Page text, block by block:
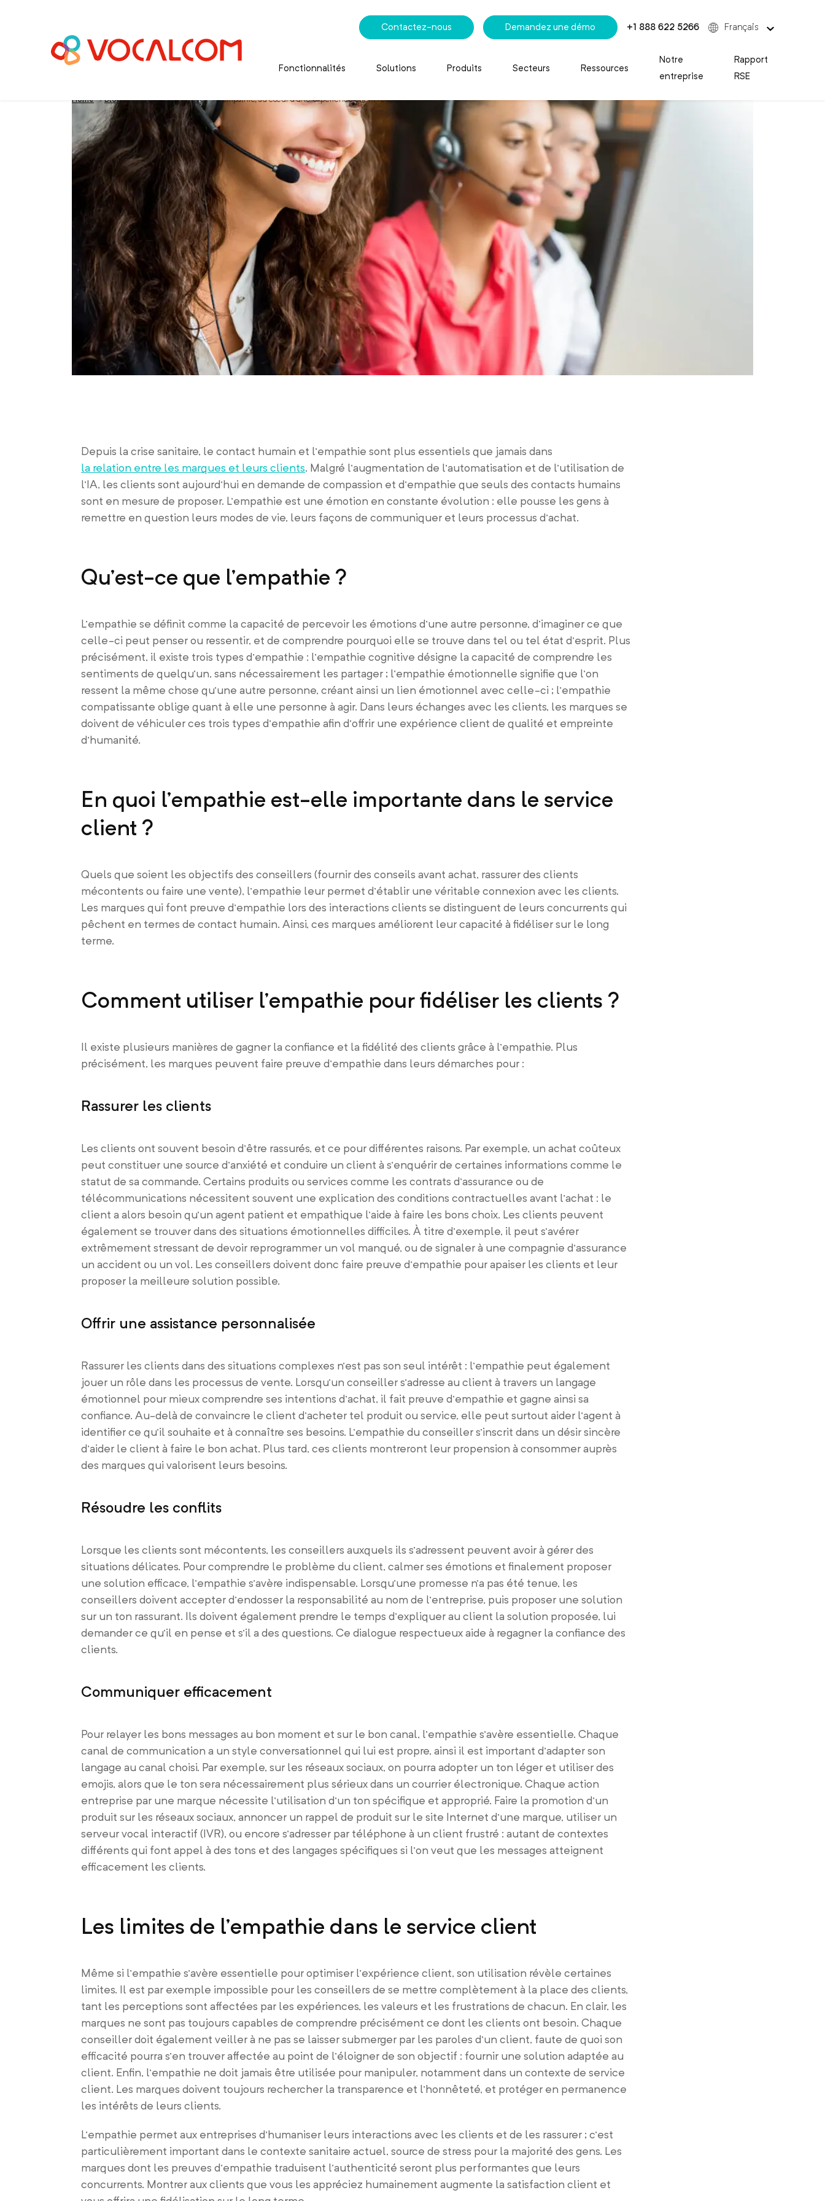
Contactez-nous Demandez une démo +1 888 622 5266 Français
Fonctionnalités Solutions Produits Secteurs Ressources
Notre
entreprise
Rapport
RSE
Home > Blog > Logiciel Call Center > L’empathie, au cœur d’une expérience client réussie
L’empathie, au cœur d’une expérience client réussie
Depuis la crise sanitaire, le contact humain et l’empathie sont plus essentiels que jamais dans
la relation entre les marques et leurs clients. Malgré l’augmentation de l’automatisation et de l’utilisation de
l’IA, les clients sont aujourd’hui en demande de compassion et d’empathie que seuls des contacts humains
sont en mesure de proposer. L’empathie est une émotion en constante évolution : elle pousse les gens à
remettre en question leurs modes de vie, leurs façons de communiquer et leurs processus d’achat.
Qu’est-ce que l’empathie ?
L’empathie se définit comme la capacité de percevoir les émotions d’une autre personne, d’imaginer ce que
celle-ci peut penser ou ressentir, et de comprendre pourquoi elle se trouve dans tel ou tel état d’esprit. Plus
précisément, il existe trois types d’empathie : l’empathie cognitive désigne la capacité de comprendre les
sentiments de quelqu’un, sans nécessairement les partager ; l’empathie émotionnelle signifie que l’on
ressent la même chose qu’une autre personne, créant ainsi un lien émotionnel avec celle-ci ; l’empathie
compatissante oblige quant à elle une personne à agir. Dans leurs échanges avec les clients, les marques se
doivent de véhiculer ces trois types d’empathie afin d’offrir une expérience client de qualité et empreinte
d’humanité.
En quoi l’empathie est-elle importante dans le service
client ?
Quels que soient les objectifs des conseillers (fournir des conseils avant achat, rassurer des clients
mécontents ou faire une vente), l’empathie leur permet d’établir une véritable connexion avec les clients.
Les marques qui font preuve d’empathie lors des interactions clients se distinguent de leurs concurrents qui
pêchent en termes de contact humain. Ainsi, ces marques améliorent leur capacité à fidéliser sur le long
terme.
Comment utiliser l’empathie pour fidéliser les clients ?
Il existe plusieurs manières de gagner la confiance et la fidélité des clients grâce à l’empathie. Plus
précisément, les marques peuvent faire preuve d’empathie dans leurs démarches pour :
Rassurer les clients
Les clients ont souvent besoin d’être rassurés, et ce pour différentes raisons. Par exemple, un achat coûteux
peut constituer une source d’anxiété et conduire un client à s’enquérir de certaines informations comme le
statut de sa commande. Certains produits ou services comme les contrats d’assurance ou de
télécommunications nécessitent souvent une explication des conditions contractuelles avant l’achat : le
client a alors besoin qu’un agent patient et empathique l’aide à faire les bons choix. Les clients peuvent
également se trouver dans des situations émotionnelles difficiles. À titre d’exemple, il peut s’avérer
extrêmement stressant de devoir reprogrammer un vol manqué, ou de signaler à une compagnie d’assurance
un accident ou un vol. Les conseillers doivent donc faire preuve d’empathie pour apaiser les clients et leur
proposer la meilleure solution possible.
Offrir une assistance personnalisée
Rassurer les clients dans des situations complexes n’est pas son seul intérêt : l’empathie peut également
jouer un rôle dans les processus de vente. Lorsqu’un conseiller s’adresse au client à travers un langage
émotionnel pour mieux comprendre ses intentions d’achat, il fait preuve d’empathie et gagne ainsi sa
confiance. Au-delà de convaincre le client d’acheter tel produit ou service, elle peut surtout aider l’agent à
identifier ce qu’il souhaite et à connaître ses besoins. L’empathie du conseiller s’inscrit dans un désir sincère
d’aider le client à faire le bon achat. Plus tard, ces clients montreront leur propension à consommer auprès
des marques qui valorisent leurs besoins.
Résoudre les conflits
Lorsque les clients sont mécontents, les conseillers auxquels ils s’adressent peuvent avoir à gérer des
situations délicates. Pour comprendre le problème du client, calmer ses émotions et finalement proposer
une solution efficace, l’empathie s’avère indispensable. Lorsqu’une promesse n’a pas été tenue, les
conseillers doivent accepter d’endosser la responsabilité au nom de l’entreprise, puis proposer une solution
sur un ton rassurant. Ils doivent également prendre le temps d’expliquer au client la solution proposée, lui
demander ce qu’il en pense et s’il a des questions. Ce dialogue respectueux aide à regagner la confiance des
clients.
Communiquer efficacement
Pour relayer les bons messages au bon moment et sur le bon canal, l’empathie s’avère essentielle. Chaque
canal de communication a un style conversationnel qui lui est propre, ainsi il est important d’adapter son
langage au canal choisi. Par exemple, sur les réseaux sociaux, on pourra adopter un ton léger et utiliser des
emojis, alors que le ton sera nécessairement plus sérieux dans un courrier électronique. Chaque action
entreprise par une marque nécessite l’utilisation d’un ton spécifique et approprié. Faire la promotion d’un
produit sur les réseaux sociaux, annoncer un rappel de produit sur le site Internet d’une marque, utiliser un
serveur vocal interactif (IVR), ou encore s’adresser par téléphone à un client frustré : autant de contextes
différents qui font appel à des tons et des langages spécifiques si l’on veut que les messages atteignent
efficacement les clients.
Les limites de l’empathie dans le service client
Même si l’empathie s’avère essentielle pour optimiser l’expérience client, son utilisation révèle certaines
limites. Il est par exemple impossible pour les conseillers de se mettre complètement à la place des clients,
tant les perceptions sont affectées par les expériences, les valeurs et les frustrations de chacun. En clair, les
marques ne sont pas toujours capables de comprendre précisément ce dont les clients ont besoin. Chaque
conseiller doit également veiller à ne pas se laisser submerger par les paroles d’un client, faute de quoi son
efficacité pourra s’en trouver affectée au point de l’éloigner de son objectif : fournir une solution adaptée au
client. Enfin, l’empathie ne doit jamais être utilisée pour manipuler, notamment dans un contexte de service
client. Les marques doivent toujours rechercher la transparence et l’honnêteté, et protéger en permanence
les intérêts de leurs clients.
L’empathie permet aux entreprises d’humaniser leurs interactions avec les clients et de les rassurer ; c’est
particulièrement important dans le contexte sanitaire actuel, source de stress pour la majorité des gens. Les
marques dont les preuves d’empathie traduisent l’authenticité seront plus performantes que leurs
concurrents. Montrer aux clients que vous les appréciez humainement augmente la satisfaction client et